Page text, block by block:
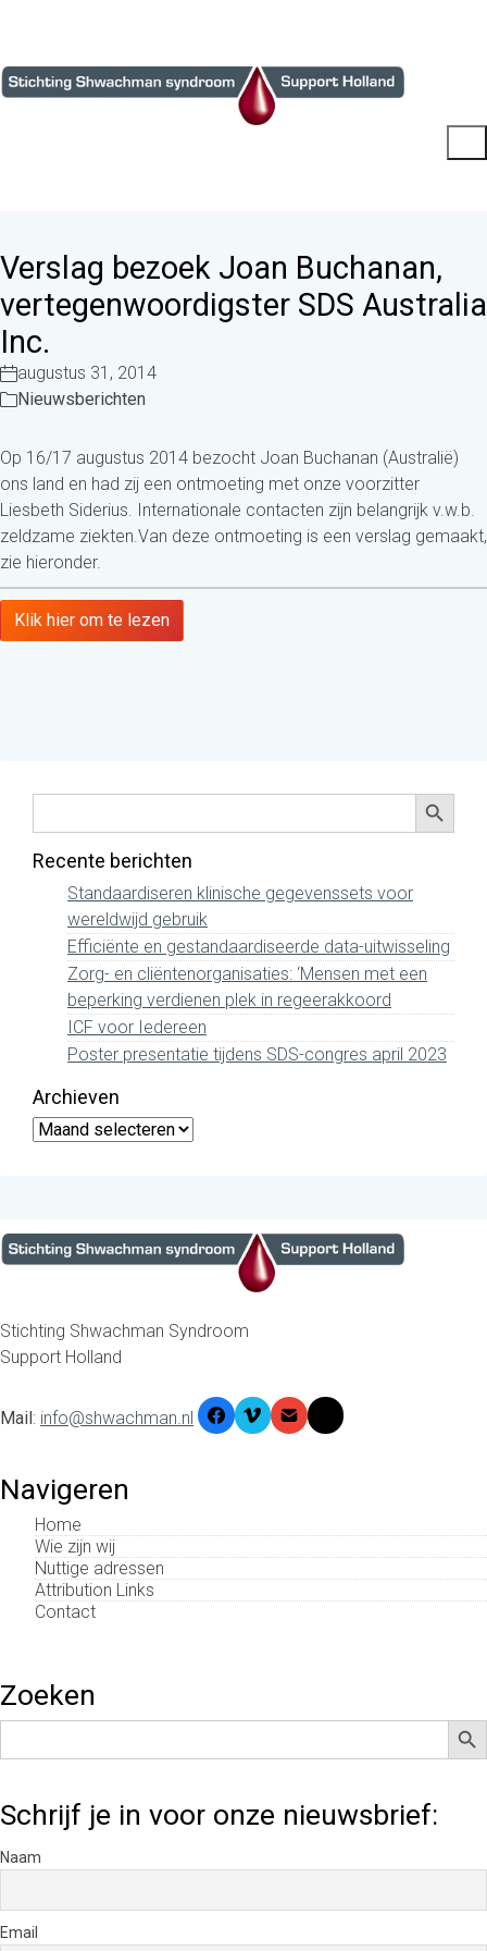
Verslag bezoek Joan Buchanan,
vertegenwoordigster SDS Australia
Inc.
augustus 31, 2014
Nieuwsberichten
Op 16/17 augustus 2014 bezocht Joan Buchanan (Australië)
ons land en had zij een ontmoeting met onze voorzitter
Liesbeth Siderius. Internationale contacten zijn belangrijk v.w.b.
zeldzame ziekten.Van deze ontmoeting is een verslag gemaakt,
zie hieronder.
Klik hier om te lezen
Zoek
Recente berichten
Standaardiseren klinische gegevenssets voor
wereldwijd gebruik
Efficiënte en gestandaardiseerde data-uitwisseling
Zorg- en cliëntenorganisaties: ‘Mensen met een
beperking verdienen plek in regeerakkoord
ICF voor Iedereen
Poster presentatie tijdens SDS-congres april 2023
Archieven
Archieven
Stichting Shwachman Syndroom
Support Holland
Mail : info@shwachman.nl
Navigeren
Home
Wie zijn wij
Nuttige adressen
Attribution Links
Contact
Zoeken
Zoek
Schrijf je in voor onze nieuwsbrief:
Naam
Email